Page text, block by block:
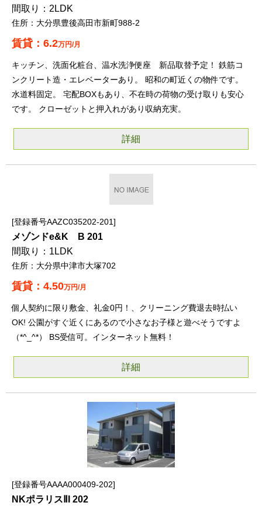
2LDK
大分県豊後高田市新町988-2
6.2万円/月
キッチン、洗面化粧台、温水洗浄便座 新品取替予定！ 鉄筋コ
ンクリート造・エレベーターあり。 昭和の町近くの物件です。
水道料固定。 宅配BOXもあり、不在時の荷物の受け取りも安心
です。 クローゼットと押入れがあり収納充実。
詳細
登録番号AAZC035202-201
メゾンドe&K B 201
1LDK
大分県中津市大塚702
4.50万円/月
個人契約に限り敷金、礼金0円！、クリーニング費退去時払い
OK! 公園がすぐ近くにあるので小さなお子様と遊べそうですよ
（*^_^*） BS受信可。インターネット無料！
詳細
登録番号AAAA000409-202
NKポラリスⅡI 202